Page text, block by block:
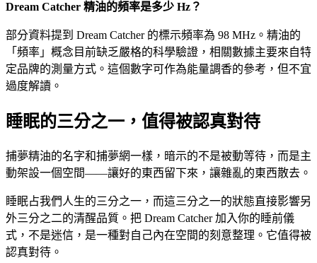
Dream Catcher 精油的頻率是多少 Hz？
部分資料提到 Dream Catcher 的標示頻率為 98 MHz。精油的
「頻率」概念目前缺乏嚴格的科學驗證，相關數據主要來自特
定品牌的測量方式。這個數字可作為能量調香的參考，但不宜
過度解讀。
睡眠的三分之一，值得被認真對待
捕夢精油的名字和捕夢網一樣，暗示的不是被動等待，而是主
動架設一個空間——讓好的東西留下來，讓雜亂的東西散去。
睡眠占我們人生的三分之一，而這三分之一的狀態直接影響另
外三分之二的清醒品質。把 Dream Catcher 加入你的睡前儀
式，不是迷信，是一種對自己內在空間的刻意整理。它值得被
認真對待。